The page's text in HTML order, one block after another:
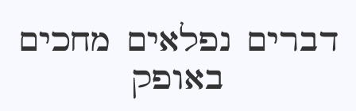
דברים נפלאים מחכים
באופק